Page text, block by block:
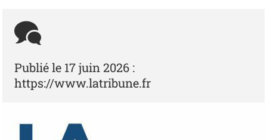
Publié le 17 juin 2026 :
https://www.latribune.fr